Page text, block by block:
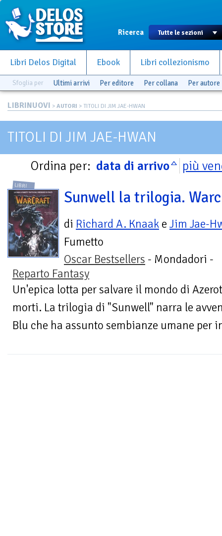
Ricerca
Libri Delos Digital Ebook Libri collezionismo
Sfoglia per Ultimi arrivi Per editore Per collana Per autore
LIBRINUOVI > AUTORI > TITOLI DI JIM JAE-HWAN
TITOLI DI JIM JAE-HWAN
Ordina per: data di arrivo più
LIBRI
Sunwell la trilogia.
di Richard A. Knaak e Jim Jae-
Fumetto
Oscar Bestsellers - Mondadori -
Reparto Fantasy
Un'epica lotta per salvare il mondo di
morti. La trilogia di "Sunwell" narra le
Blu che ha assunto sembianze umane per